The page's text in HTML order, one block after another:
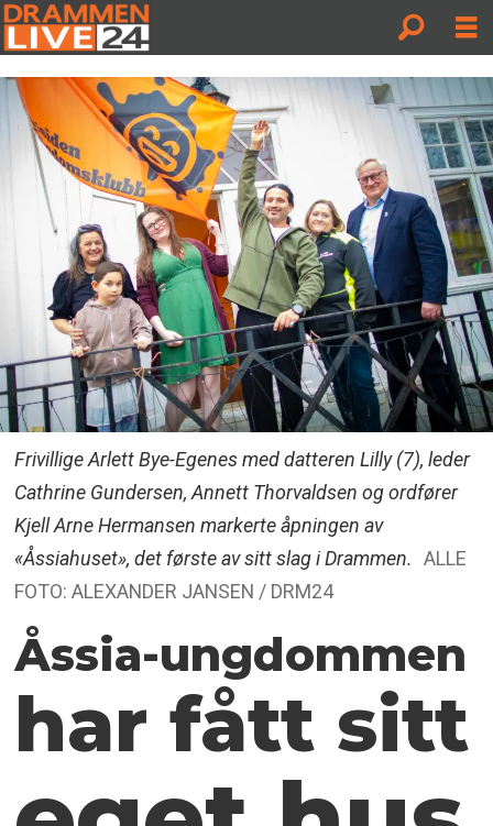
Frivillige Arlett Bye-Egenes med datteren Lilly (7), leder
Cathrine Gundersen, Annett Thorvaldsen og ordfører
Kjell Arne Hermansen markerte åpningen av
«Åssiahuset», det første av sitt slag i Drammen. ALLE
FOTO: ALEXANDER JANSEN / DRM24
Åssia-ungdommen
har fått sitt